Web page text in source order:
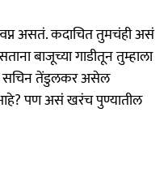
असतं. कदाचित तुमचंही असं
बाजूच्या गाडीतून तुम्हाला
सचिन तेंडुलकर असेल
पण असं खरंच पुण्यातील